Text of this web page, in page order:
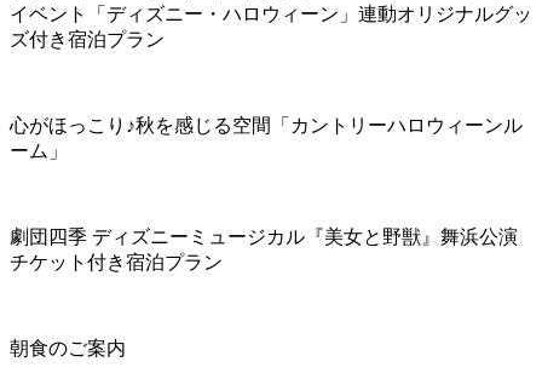
イベント「ディズニー・ハロウィーン」連動オリジナルグッ
ズ付き宿泊プラン
心がほっこり♪秋を感じる空間「カントリーハロウィーンル
ーム」
劇団四季 ディズニーミュージカル『美女と野獣』舞浜公演
チケット付き宿泊プラン
朝食のご案内